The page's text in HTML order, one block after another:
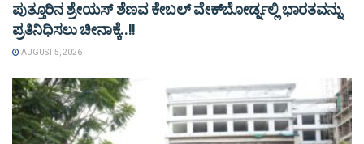
ಪುತ್ತೂರಿನ ಶ್ರೇಯಸ್ ಶೆಣವ ಕೇಬಲ್ ವೇಕ್‌ಬೋರ್ಡ್ನಲ್ಲಿ ಭಾರತವನ್ನು
ಪ್ರತಿನಿಧಿಸಲು ಚೀನಾಕ್ಕೆ..!!
AUGUST 5, 2026